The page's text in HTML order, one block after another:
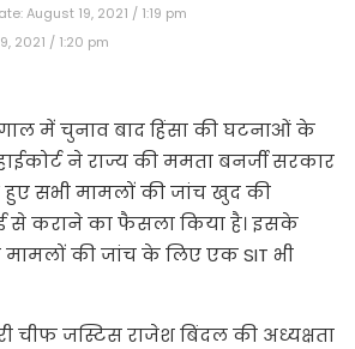
August 19, 2021 / 1:19 pm
2021 / 1:20 pm
में चुनाव बाद हिंसा की घटनाओं के
ने राज्य की ममता बनर्जी सरकार
सभी मामलों की जांच खुद की
से कराने का फैसला किया है। इसके
मामलों की जांच के लिए एक SIT भी
चीफ जस्टिस राजेश बिंदल की अध्यक्षता